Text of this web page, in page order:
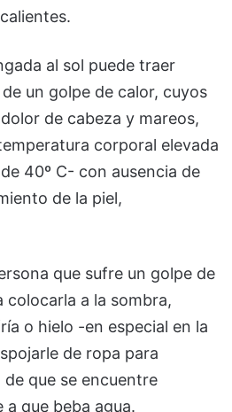
al sol puede traer
un golpe de calor, cuyos
de cabeza y mareos,
corporal elevada
40º C- con ausencia de
de la piel,
que sufre un golpe de
colocarla a la sombra,
o hielo -en especial en la
de ropa para
de que se encuentre
que beba agua.